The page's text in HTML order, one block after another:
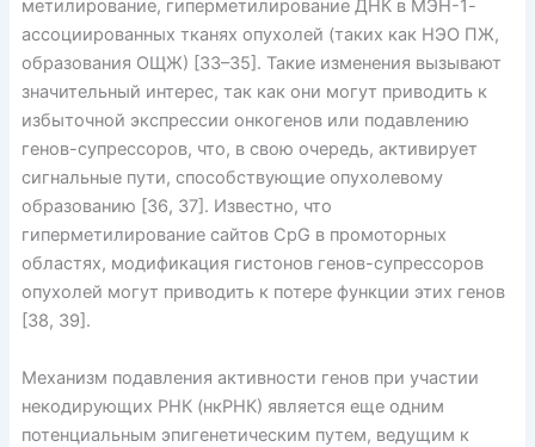
метилирование, гиперметилирование ДНК в МЭН-1-
ассоциированных тканях опухолей (таких как НЭО ПЖ,
образования ОЩЖ) [33–35]. Такие изменения вызывают
значительный интерес, так как они могут приводить к
избыточной экспрессии онкогенов или подавлению
генов-супрессоров, что, в свою очередь, активирует
сигнальные пути, способствующие опухолевому
образованию [36, 37]. Известно, что
гиперметилирование сайтов CpG в промоторных
областях, модификация гистонов генов-супрессоров
опухолей могут приводить к потере функции этих генов
[38, 39].
Механизм подавления активности генов при участии
некодирующих РНК (нкРНК) является еще одним
потенциальным эпигенетическим путем, ведущим к